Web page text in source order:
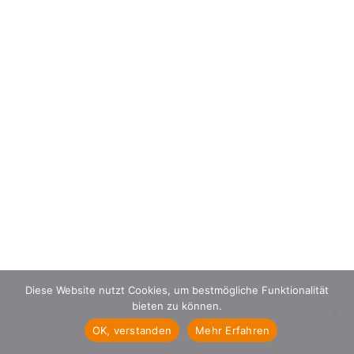
Diese Website nutzt Cookies, um bestmögliche Funktionalität
bieten zu können.
OK, verstanden
Mehr Erfahren